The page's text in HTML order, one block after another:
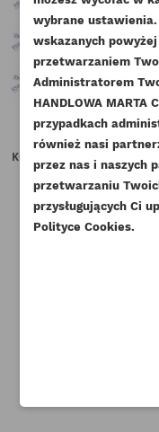
DODAJ DO
NAZWA LISTY
Musisz być
swojej liście
CAT USZCZELNIENIE
KORBOWGO PRZÓD 3054
ORYGINAŁ
Indeks
288-0422-ORG
Dostępny
wybrane
wskazanych
przetwarzaniem
Administratorem
HANDLOWA MARTA
przypadkach
również nasi
przez nas i naszych
przetwarzaniu
przysługujących Ci
Polityce Cookies.